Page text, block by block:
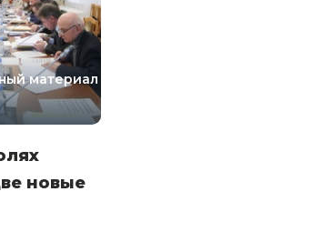
материал
новые